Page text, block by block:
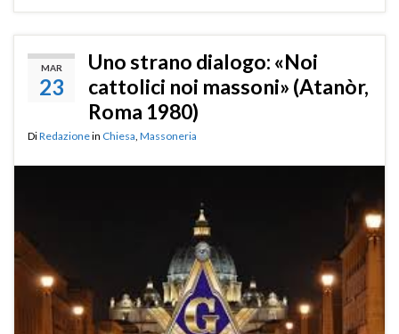
MAR
23
Uno strano dialogo: «Noi
cattolici noi massoni» (Atanòr,
Roma 1980)
DiRedazionein Chiesa, Massoneria